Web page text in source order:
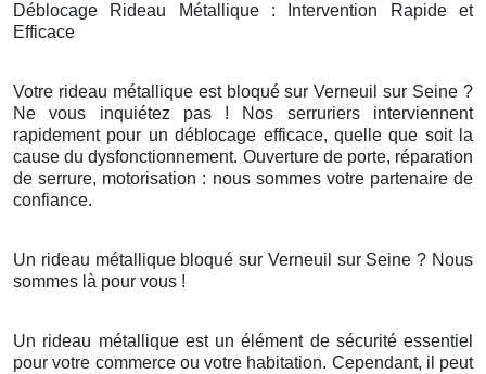
Déblocage Rideau Métallique : Intervention Rapide et
Efficace
Votre rideau métallique est bloqué sur Verneuil sur Seine ?
Ne vous inquiétez pas ! Nos serruriers interviennent
rapidement pour un déblocage efficace, quelle que soit la
cause du dysfonctionnement. Ouverture de porte, réparation
de serrure, motorisation : nous sommes votre partenaire de
confiance.
Un rideau métallique bloqué sur Verneuil sur Seine ? Nous
sommes là pour vous !
Un rideau métallique est un élément de sécurité essentiel
pour votre commerce ou votre habitation. Cependant, il peut